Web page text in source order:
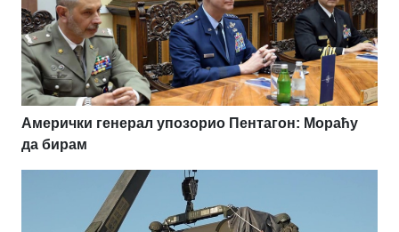
Амерички генерал упозорио Пентагон: Мораћу
да бирам